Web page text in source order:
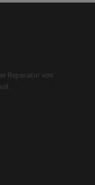
Reparatur von